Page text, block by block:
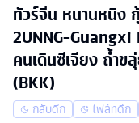
ทัวร์จีน หนานหนิง
2UNNG-
คนเดินซีเจียง ถ้ำข
(BKK)
กลับดึก ไฟล์ทดึก